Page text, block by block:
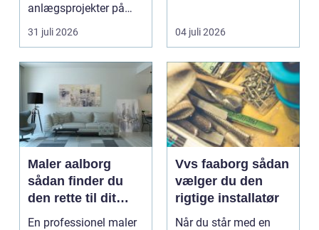
anlægsprojekter på
Sjælland. Uden sikker
og ef...
31 juli 2026 04 juli 2026
Maler aalborg
sådan finder du
den rette til dit
malerprojekt
En professionel maler
Vvs faaborg sådan
vælger du den
rigtige installatør
Når du står med en